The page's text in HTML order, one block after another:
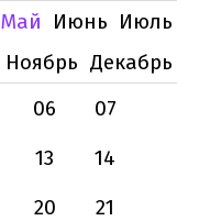
Май Июнь Июль
Ноябрь Декабрь
06
07
13
14
20
21